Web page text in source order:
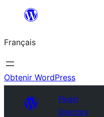
contenu
Français
Obtenir WordPress
Plugin
Directory